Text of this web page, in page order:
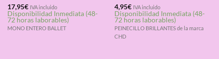
Valorado
con4.67
de 5
17,95€ IVA incluido
Disponibilidad Inmediata (48-
72 horas laborables)
MONO ENTERO BALLET
Valorado
con4.67
de 5
4,95€ IVA incluido
Disponibilidad Inmediata (48-
72 horas laborables)
PEINECILLO BRILLANTES de la marca
CHD